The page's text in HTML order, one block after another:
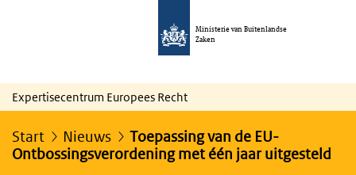
Ministerie van Buitenlandse
Zaken
Expertisecentrum Europees Recht
Start Nieuws
Toepassing van de EU-
Ontbossingsverordening met één jaar uitgesteld